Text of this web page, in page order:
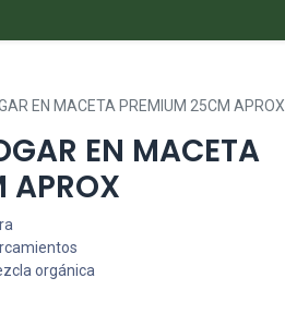
EN MACETA PREMIUM 25CM APROX
EN MACETA
APROX
orgánica